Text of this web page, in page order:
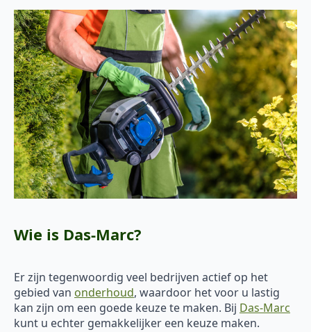
Wie is Das-Marc?
Er zijn tegenwoordig veel bedrijven actief op het
gebied van onderhoud, waardoor het voor u lastig
kan zijn om een goede keuze te maken. Bij Das-Marc
kunt u echter gemakkelijker een keuze maken.